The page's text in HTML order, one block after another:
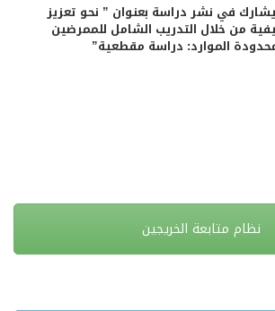
في نشر دراسة بعنوان ” نحو تعزيز
من خلال التدريب الشامل للممرضين
محدودة الموارد: دراسة مقطعية”
نظام متابعة الخريجين